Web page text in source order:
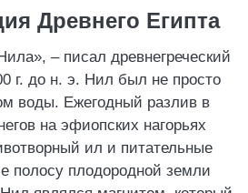
Древнего Египта
– писал древнегреческий
г. до н. э. Нил был не просто
воды. Ежегодный разлив в
на эфиопских нагорьях
ил и питательные
полосу плодородной земли